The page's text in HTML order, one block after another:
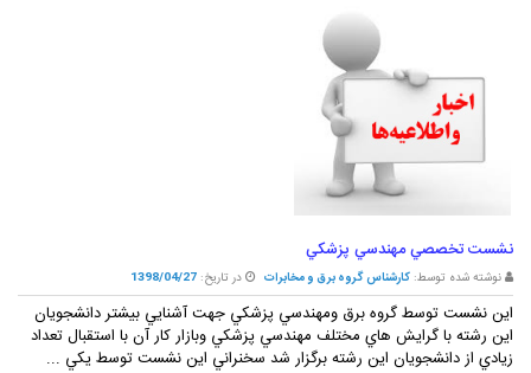
نشست تخصصي مهندسي پزشکي
نوشته شده توسط: کارشناس گروه برق و مخابرات در تاریخ: 1398/04/27
اين نشست توسط گروه برق ومهندسي پزشکي جهت آشنايي بيشتر دانشجويان
اين رشته با گرايش هاي مختلف مهندسي پزشکي وبازار کار آن با استقبال تعداد
زيادي از دانشجويان اين رشته برگزار شد سخنراني اين نشست توسط يکي ...